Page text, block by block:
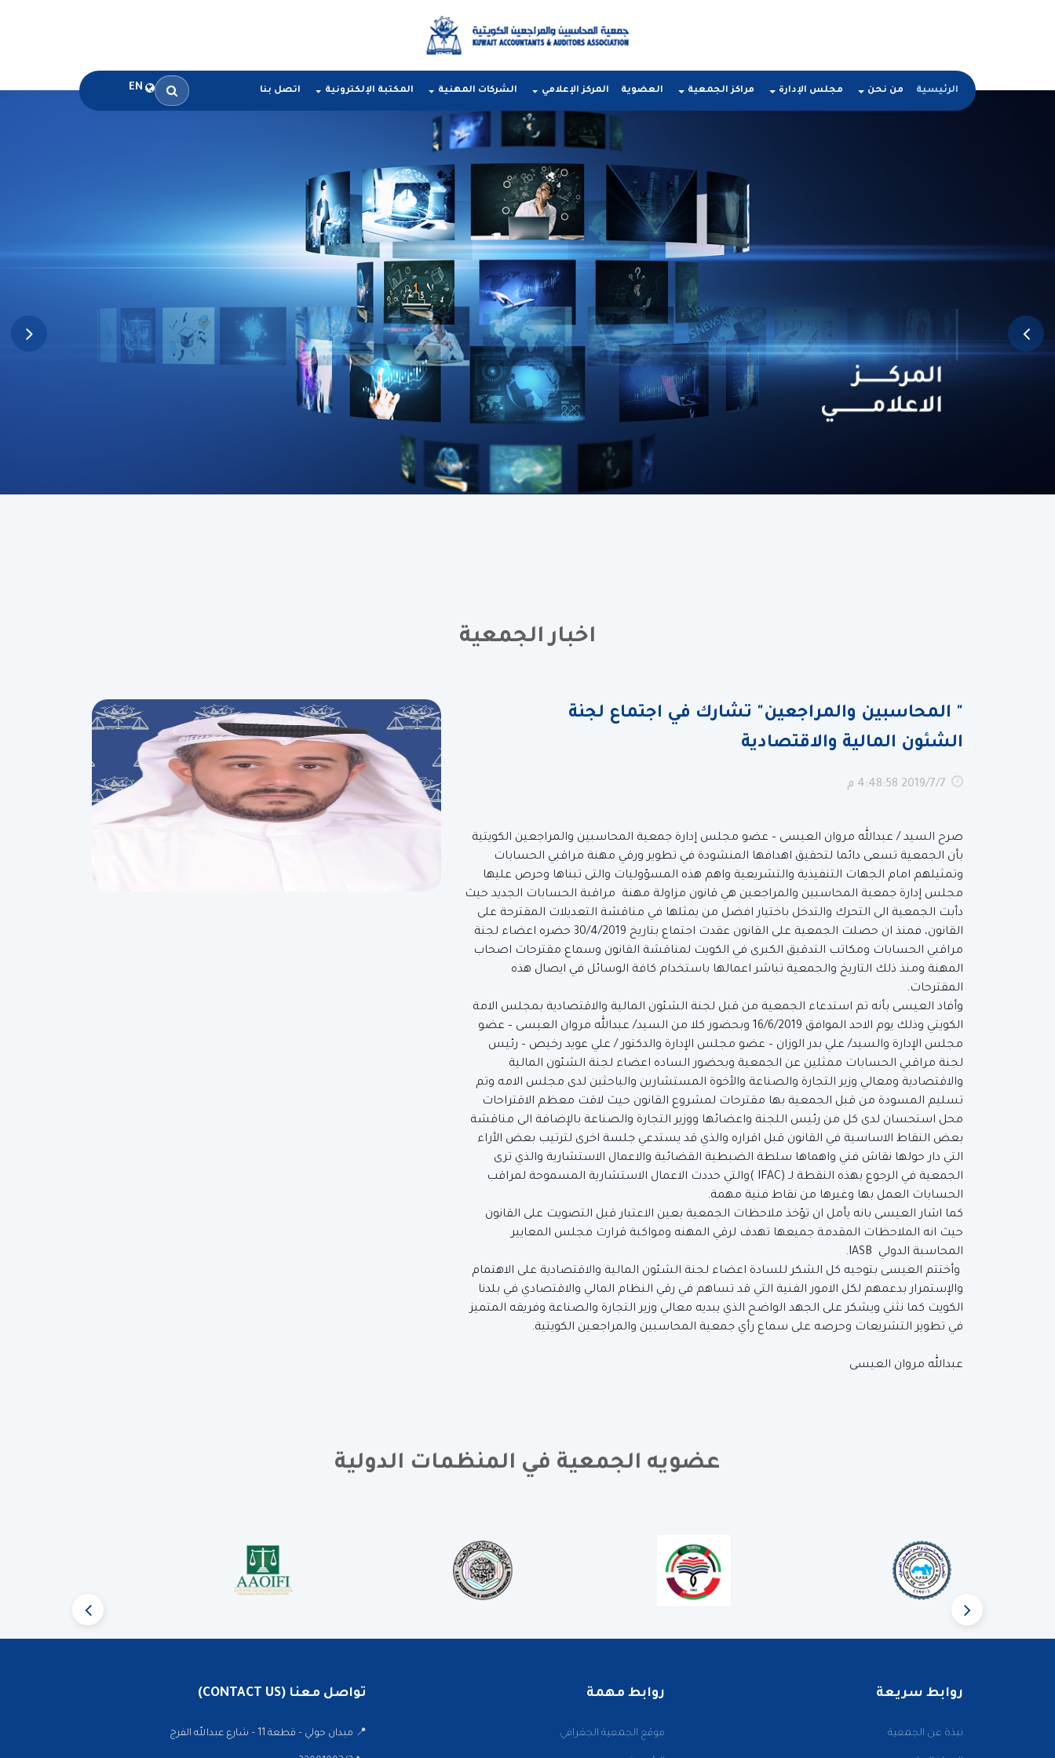
الرئيسية من نحن مجلس الإدارة مراكز الجمعية العضوية المركز الإعلامي الشركات المهنية المكتبة الإلكترونية اتصل بنا EN
اخبار الجمعية
" المحاسبين والمراجعين" تشارك في اجتماع لجنة
الشئون المالية والاقتصادية
7‏‏/7‏‏/2019 4:48:58 م
صرح السيد / عبدالله مروان العيسى – عضو مجلس إدارة جمعية المحاسبين والمراجعين الكويتية
بأن الجمعية تسعى دائما لتحقيق اهدافها المنشودة في تطوير ورقي مهنة مراقبي الحسابات
وتمثيلهم امام الجهات التنفيذية والتشريعية واهم هذه المسؤوليات والتى تبناها وحرص عليها
مجلس إدارة جمعية المحاسبين والمراجعين هي قانون مزاولة مهنة مراقبة الحسابات الجديد حيث
دأبت الجمعية الى التحرك والتدخل باختيار افضل من يمثلها في مناقشة التعديلات المقترحة على
القانون، فمنذ ان حصلت الجمعية على القانون عقدت اجتماع بتاريخ 30/4/2019 حضره اعضاء لجنة
مراقبي الحسابات ومكاتب التدقيق الكبرى في الكويت لمناقشة القانون وسماع مقترحات اصحاب
المهنة ومنذ ذلك التاريخ والجمعية تباشر اعمالها باستخدام كافة الوسائل في ايصال هذه
المقترحات.
وأفاد العيسى بأنه تم استدعاء الجمعية من قبل لجنة الشئون المالية والاقتصادية بمجلس الامة
الكويتي وذلك يوم الاحد الموافق 16/6/2019 وبحضور كلا من السيد/ عبدالله مروان العيسى – عضو
مجلس الإدارة والسيد/ علي بدر الوزان – عضو مجلس الإدارة والدكتور / علي عويد رخيص – رئيس
لجنة مراقبي الحسابات ممثلين عن الجمعية وبحضور الساده اعضاء لجنة الشئون المالية
والاقتصادية ومعالي وزير التجارة والصناعة والأخوة المستشارين والباحثين لدى مجلس الامه وتم
تسليم المسودة من قبل الجمعية بها مقترحات لمشروع القانون حيث لاقت معظم الاقتراحات
محل استحسان لدى كل من رئيس اللجنة واعضائها ووزير التجارة والصناعة بالإضافة الى مناقشة
بعض النقاط الاساسية في القانون قبل اقراره والذي قد يستدعي جلسة اخرى لترتيب بعض الأراء
التي دار حولها نقاش فني واهماها سلطة الضبطية القضائية والاعمال الاستشارية والذي ترى
الجمعية في الرجوع بهذه النقطة لـ (IFAC )والتي حددت الاعمال الاستشارية المسموحة لمراقب
الحسابات العمل بها وغيرها من نقاط فنية مهمة.
كما اشار العيسى بانه يأمل ان تؤخذ ملاحظات الجمعية بعين الاعتبار قبل التصويت على القانون
حيث انه الملاحظات المقدمة جميعها تهدف لرقي المهنه ومواكبة قرارت مجلس المعايير
المحاسبة الدولي IASB.
وأختتم العيسى بتوجيه كل الشكر للسادة اعضاء لجنة الشئون المالية والاقتصادية على الاهتمام
والإستمرار بدعمهم لكل الامور الفنية التي قد تساهم في رقي النظام المالي والاقتصادي في بلدنا
الكويت كما نثني ويشكر على الجهد الواضح الذي يبديه معالي وزير التجارة والصناعة وفريقه المتميز
في تطوير التشريعات وحرصه على سماع رأي جمعية المحاسبين والمراجعين الكويتية.
عبدالله مروان العيسى
عضويه الجمعية في المنظمات الدولية
روابط سريعة
نبذة عن الجمعية
روابط مهمة
موقع الجمعية الجغرافي
تواصل معنا (CONTACT US)
📍 ميدان حولي – قطعة 11 – شارع عبدالله الفرج